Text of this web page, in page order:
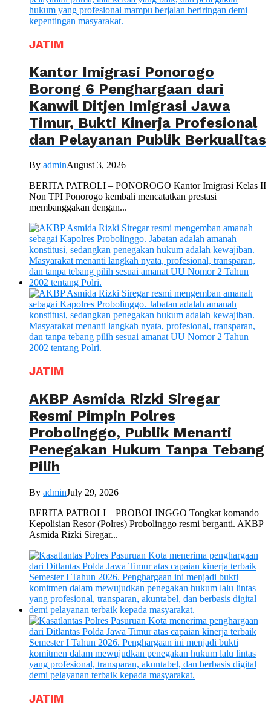
JATIM
Kantor Imigrasi Ponorogo
Borong 6 Penghargaan dari
Kanwil Ditjen Imigrasi Jawa
Timur, Bukti Kinerja Profesional
dan Pelayanan Publik Berkualitas
By adminAugust 3, 2026
BERITA PATROLI – PONOROGO Kantor Imigrasi Kelas II
Non TPI Ponorogo kembali mencatatkan prestasi
membanggakan dengan...
JATIM
AKBP Asmida Rizki Siregar
Resmi Pimpin Polres
Probolinggo, Publik Menanti
Penegakan Hukum Tanpa Tebang
Pilih
By adminJuly 29, 2026
BERITA PATROLI – PROBOLINGGO Tongkat komando
Kepolisian Resor (Polres) Probolinggo resmi berganti. AKBP
Asmida Rizki Siregar...
JATIM